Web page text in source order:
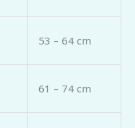
53 – 64 cm
61 – 74 cm